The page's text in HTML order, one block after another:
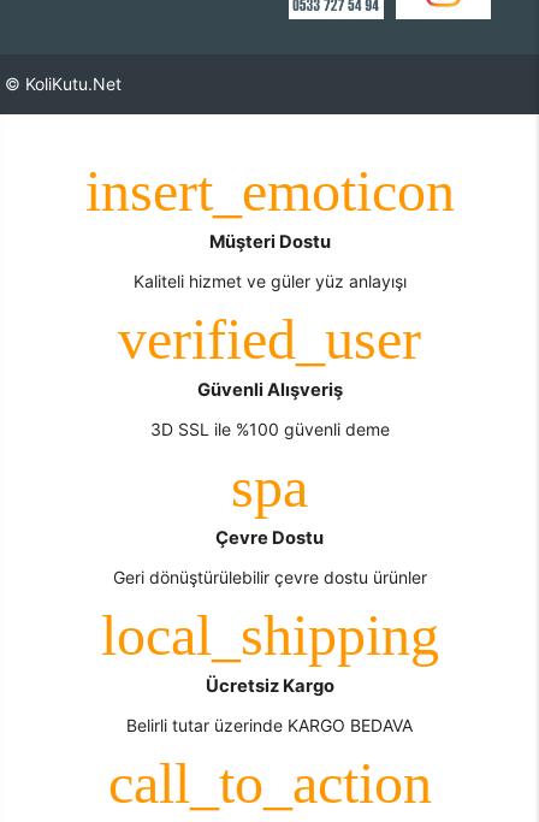
© KoliKutu.Net
Müşteri Dostu
Kaliteli hizmet ve güler yüz anlayışı
Güvenli Alışveriş
3D SSL ile %100 güvenli deme
Çevre Dostu
Geri dönüştürülebilir çevre dostu ürünler
Ücretsiz Kargo
Belirli tutar üzerinde KARGO BEDAVA